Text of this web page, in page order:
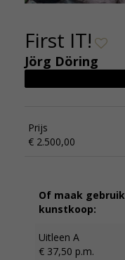
First IT!
Jörg Döring
Prijs
€ 2.500,00
Of maak
kunstkoop:
Uitleen A
€ 37,50 p.m.